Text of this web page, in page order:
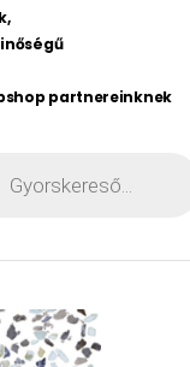
partnereinknek